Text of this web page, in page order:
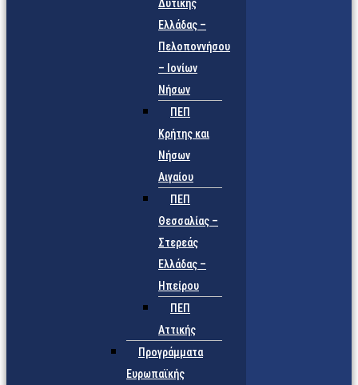
Δυτικής
Ελλάδας –
Πελοποννήσου
– Ιονίων
Νήσων
ΠΕΠ
Κρήτης και
Νήσων
Αιγαίου
ΠΕΠ
Θεσσαλίας –
Στερεάς
Ελλάδας –
Ηπείρου
ΠΕΠ
Αττικής
Προγράμματα
Ευρωπαϊκής